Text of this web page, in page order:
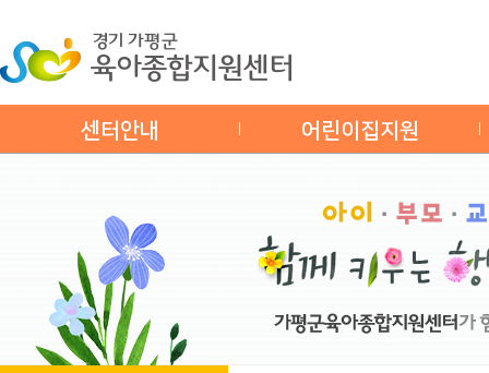
센터안내 어린이집지원